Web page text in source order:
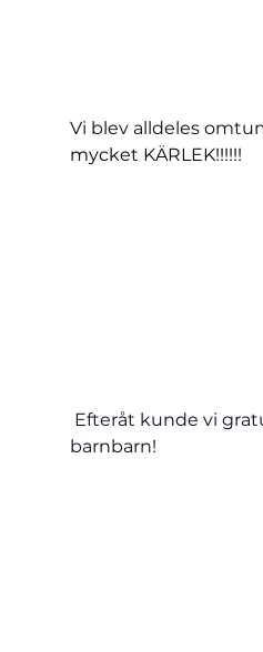
Vi blev alldeles
mycket KÄRLEK!!!!!!
Efteråt kunde vi
barnbarn!